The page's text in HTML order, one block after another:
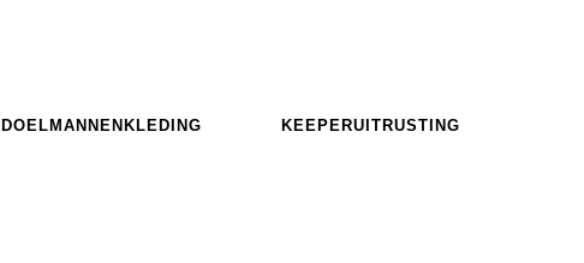
DOELMANNENKLEDING KEEPERUITRUSTING